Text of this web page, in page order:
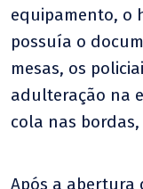
equipamento, o
possuía o
mesas, os
adulteração na
cola nas
Após a abertura